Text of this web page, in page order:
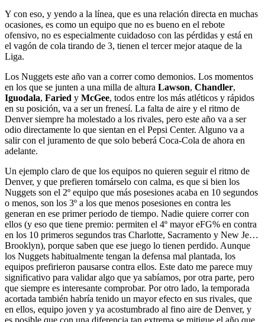
Y con eso, y yendo a la línea, que es una relación directa en muchas
ocasiones, es como un equipo que no es bueno en el rebote
ofensivo, no es especialmente cuidadoso con las pérdidas y está en
el vagón de cola tirando de 3, tienen el tercer mejor ataque de la
Liga.
Los Nuggets este año van a correr como demonios. Los momentos
en los que se junten a una milla de altura Lawson, Chandler,
Iguodala, Faried y McGee, todos entre los más atléticos y rápidos
en su posición, va a ser un frenesí. La falta de aire y el ritmo de
Denver siempre ha molestado a los rivales, pero este año va a ser
odio directamente lo que sientan en el Pepsi Center. Alguno va a
salir con el juramento de que solo beberá Coca-Cola de ahora en
adelante.
Un ejemplo claro de que los equipos no quieren seguir el ritmo de
Denver, y que prefieren tomárselo con calma, es que si bien los
Nuggets son el 2º equipo que más posesiones acaba en 10 segundos
o menos, son los 3º a los que menos posesiones en contra les
generan en ese primer periodo de tiempo. Nadie quiere correr con
ellos (y eso que tiene premio: permiten el 4º mayor eFG% en contra
en los 10 primeros segundos tras Charlotte, Sacramento y New Je…
Brooklyn), porque saben que ese juego lo tienen perdido. Aunque
los Nuggets habitualmente tengan la defensa mal plantada, los
equipos prefirieron pausarse contra ellos. Este dato me parece muy
significativo para validar algo que ya sabíamos, por otra parte, pero
que siempre es interesante comprobar. Por otro lado, la temporada
acortada también habría tenido un mayor efecto en sus rivales, que
en ellos, equipo joven y ya acostumbrado al fino aire de Denver, y